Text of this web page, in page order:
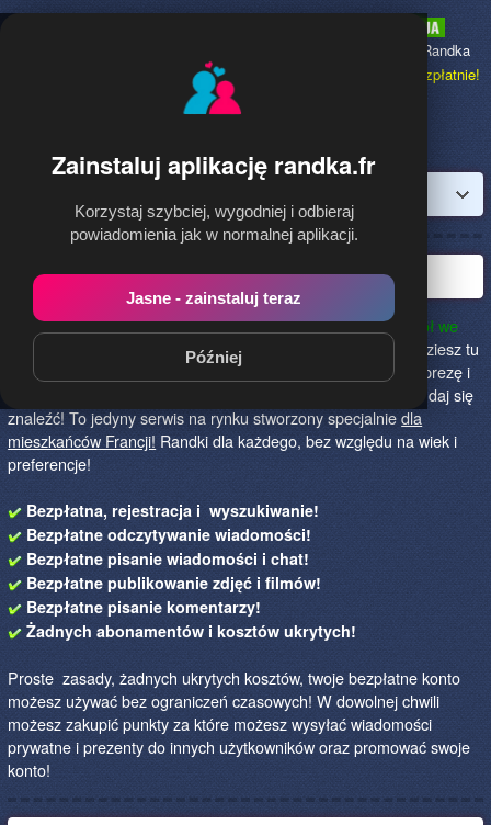
Zainstaluj aplikację randka.fr
Korzystaj szybciej, wygodniej i odbieraj
powiadomienia jak w normalnej aplikacji.
Jasne - zainstaluj teraz
Później
to najpopularniejsza Randka
dla Polaków w Francji,
dołącz bezpłatnie!
Najlepsza randka we Francji!
Randka.fr to najlepszy sposób na poznanie nowych przyjaciół we
Francji!
Określ czego szukasz i skończ z samotnością! Znajdziesz tu
osoby szukające miłości lub przygody, chętne na randkę, imprezę i
spotkanie na żywo! Dołącz do nas, powiedz czego szukasz i daj się
znaleźć! To jedyny serwis na rynku stworzony specjalniedla
mieszkańców Francji!Randki dla każdego, bez względu na wiek i
preferencje!
Bezpłatna, rejestracja i wyszukiwanie!
Bezpłatne odczytywanie wiadomości!
Bezpłatne pisanie wiadomości i chat!
Bezpłatne publikowanie zdjęć i filmów!
Bezpłatne pisanie komentarzy!
Żadnych abonamentów i kosztów ukrytych!
Proste zasady, żadnych ukrytych kosztów, twoje bezpłatne konto
możesz używać bez ograniczeń czasowych! W dowolnej chwili
możesz zakupić punkty za które możesz wysyłać wiadomości
prywatne i prezenty do innych użytkowników oraz promować swoje
konto!